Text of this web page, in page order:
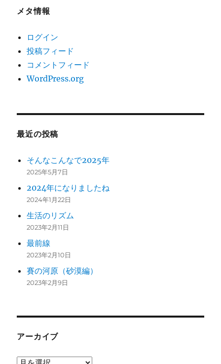
メタ情報
ログイン
投稿フィード
コメントフィード
WordPress.org
最近の投稿
そんなこんなで2025年
2025年5月7日
2024年になりましたね
2024年1月22日
生活のリズム
2023年2月11日
最前線
2023年2月10日
賽の河原（砂漠編）
2023年2月9日
アーカイブ
ア